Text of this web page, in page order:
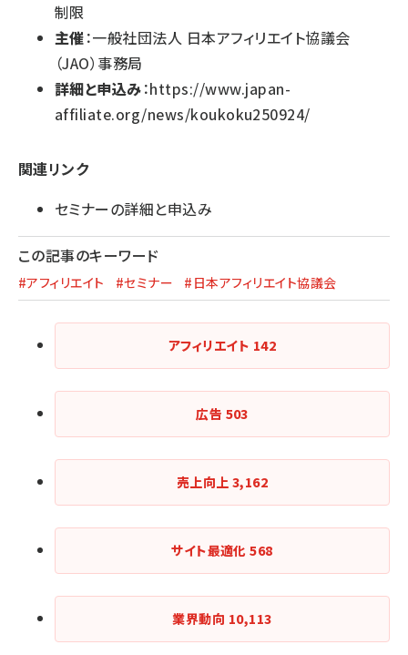
制限
主催：一般社団法人 日本アフィリエイト協議会
（JAO）事務局
詳細と申込み：https://www.japan-
affiliate.org/news/koukoku250924/
関連リンク
セミナーの詳細と申込み
この記事のキーワード
#アフィリエイト #セミナー #日本アフィリエイト協議会
アフィリエイト 142
広告 503
売上向上 3,162
サイト最適化568
業界動向 10,113